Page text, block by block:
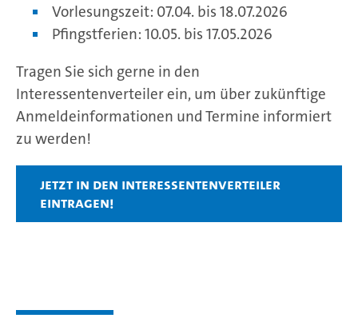
Vorlesungszeit: 07.04. bis 18.07.2026
Pfingstferien: 10.05. bis 17.05.2026
Tragen Sie sich gerne in den
Interessentenverteiler ein, um über zukünftige
Anmeldeinformationen und Termine informiert
zu werden!
Jetzt in den Interessentenverteiler
eintragen!